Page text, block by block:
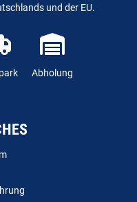
und der EU.
Abholung